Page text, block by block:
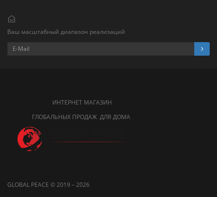
Ваш масштабный диапазон реализаций
ИНТЕРНЕТ МАГАЗИН
ГЛОБАЛЬНЫХ ПРОДАЖ ДЛЯ ДОМА
GLOBAL PEACE © 2019 – 2026